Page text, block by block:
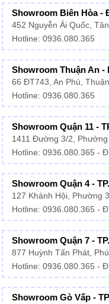
Showroom Biên Hòa -
452 Nguyễn Ái Quốc,
Hotline: 0936.080.365
Showroom Thuận An
66 ĐT743, An Phú,
Hotline: 0936.080.365
Showroom Quận 11 -
1411 Đường 3/2, Phường
Hotline: 0936.080.365 -
Showroom Quận 4 -
127 Khánh Hội, Phường
Hotline: 0936.080.365 -
Showroom Quận 7 -
877 Huỳnh Tấn Phát,
Hotline: 0936.080.365 -
Showroom Gò Vấp -